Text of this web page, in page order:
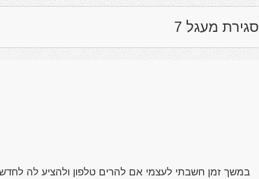
סגירת מעגל 7
במשך זמן חשבתי לעצמי אם להרים טלפון ולהציע לה לחדש